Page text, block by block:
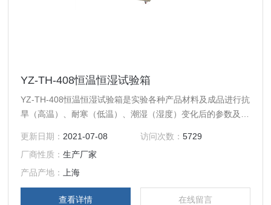
YZ-TH-408恒温恒湿试验箱
YZ-TH-408恒温恒湿试验箱是实验各种产品材料及成品进行抗
旱（高温）、耐寒（低温）、潮湿（湿度）变化后的参数及性
量的无极自动调节控制温度，实现温度的恒定。
更新日期： 2021-07-08 访问次数： 5729
厂商性质：生产厂家
产品产地：
上海
查看详情 在线留言